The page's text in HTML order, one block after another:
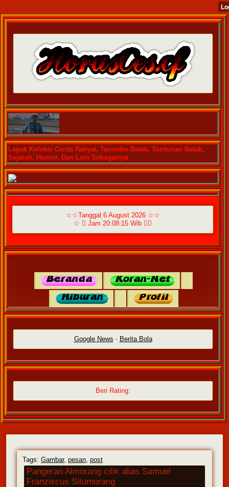
Lapak Koleksi Cerita Rakyat, Tarombo Batak, Turiturian Batak,
Sejarah, Humor, Dan Lain Sebagainya
☆☆Tanggal 6 August 2026 ☆☆
☆  Jam 20:08:15 Wib ☆
Google News - Berita Bola
Beri Rating:
Tags: Gambar, pesan post
Pangeran Almorang cilik alias Samuel
Franziscus Situmorang